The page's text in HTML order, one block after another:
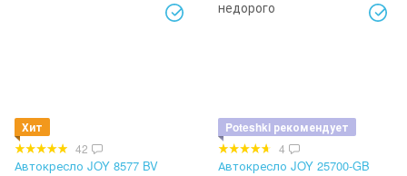
Хит
42
Автокресло JOY 8577 BV
Poteshki рекомендует
4
Автокресло JOY 25700-GB